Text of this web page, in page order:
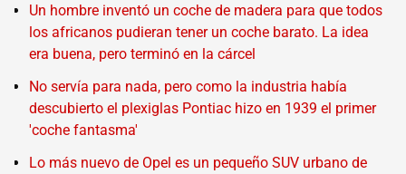
Un hombre inventó un coche de madera para que todos
los africanos pudieran tener un coche barato. La idea
era buena, pero terminó en la cárcel
No servía para nada, pero como la industria había
descubierto el plexiglas Pontiac hizo en 1939 el primer
'coche fantasma'
Lo más nuevo de Opel es un pequeño SUV urbano de